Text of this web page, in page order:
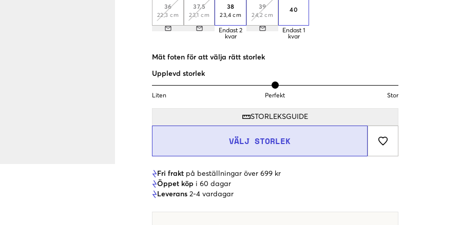
36
22,3 cm
37,5
23,1 cm
38
23,4 cm
Endast 2
kvar
39
24,2 cm
40
Endast 1
kvar
Mät foten för att välja rätt storlek
Upplevd storlek
Liten Perfekt Stor
STORLEKSGUIDE
VÄLJ STORLEK
Fri frakt på beställningar över 699 kr
Öppet köp i 60 dagar
Leverans 2-4 vardagar